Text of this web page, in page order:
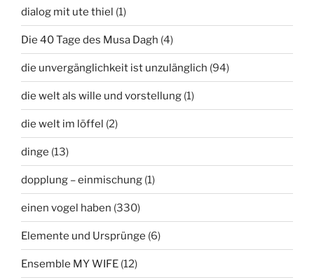
dialog mit ute thiel (1)
Die 40 Tage des Musa Dagh (4)
die unvergänglichkeit ist unzulänglich (94)
die welt als wille und vorstellung (1)
die welt im löffel (2)
dinge (13)
dopplung – einmischung (1)
einen vogel haben (330)
Elemente und Ursprünge (6)
Ensemble MY WIFE (12)